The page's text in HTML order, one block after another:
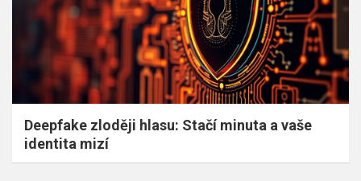
Deepfake zloději hlasu: Stačí minuta a vaše
identita mizí